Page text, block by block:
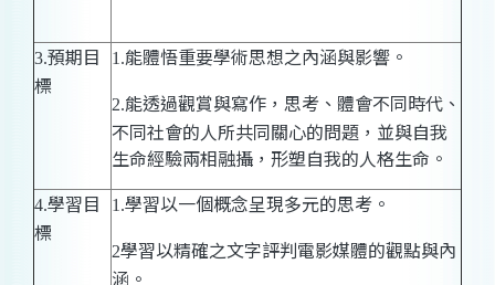
3.預期目
標
1.能體悟重要學術思想之內涵與影響。
2.能透過觀賞與寫作，思考、體會不同時代、
不同社會的人所共同關心的問題，並與自我
生命經驗兩相融攝，形塑自我的人格生命。
4.學習目
標
1.學習以一個概念呈現多元的思考。
2學習以精確之文字評判電影媒體的觀點與內
涵。